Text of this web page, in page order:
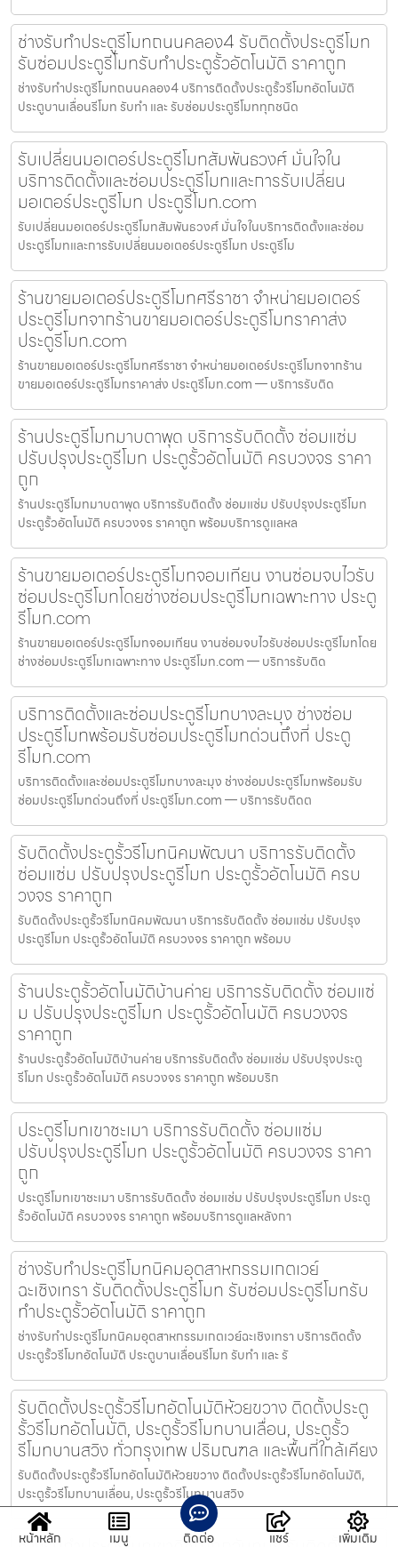
ช่างรับทำประตูรีโมทถนนคลอง4 รับติดตั้งประตูรีโมท
รับซ่อมประตูรีโมทรับทำประตูรั้วอัตโนมัติ ราคาถูก
ช่างรับทำประตูรีโมทถนนคลอง4 บริการติดตั้งประตูรั้วรีโมทอัตโนมัติ
ประตูบานเลื่อนรีโมท รับทำ และ รับซ่อมประตูรีโมททุกชนิด
รับเปลี่ยนมอเตอร์ประตูรีโมทสัมพันธวงศ์ มั่นใจใน
บริการติดตั้งและซ่อมประตูรีโมทและการรับเปลี่ยน
มอเตอร์ประตูรีโมท ประตูรีโมท.com
รับเปลี่ยนมอเตอร์ประตูรีโมทสัมพันธวงศ์ มั่นใจในบริการติดตั้งและซ่อม
ประตูรีโมทและการรับเปลี่ยนมอเตอร์ประตูรีโมท ประตูรีโม
ร้านขายมอเตอร์ประตูรีโมทศรีราชา จำหน่ายมอเตอร์
ประตูรีโมทจากร้านขายมอเตอร์ประตูรีโมทราคาส่ง
ประตูรีโมท.com
ร้านขายมอเตอร์ประตูรีโมทศรีราชา จำหน่ายมอเตอร์ประตูรีโมทจากร้าน
ขายมอเตอร์ประตูรีโมทราคาส่ง ประตูรีโมท.com — บริการรับติด
ร้านประตูรีโมทมาบตาพุด บริการรับติดตั้ง ซ่อมแซ่ม
ปรับปรุงประตูรีโมท ประตูรั้วอัตโนมัติ ครบวงจร ราคา
ถูก
ร้านประตูรีโมทมาบตาพุด บริการรับติดตั้ง ซ่อมแซ่ม ปรับปรุงประตูรีโมท
ประตูรั้วอัตโนมัติ ครบวงจร ราคาถูก พร้อมบริการดูแลหล
ร้านขายมอเตอร์ประตูรีโมทจอมเทียน งานซ่อมจบไวรับ
ซ่อมประตูรีโมทโดยช่างซ่อมประตูรีโมทเฉพาะทาง ประตู
รีโมท.com
ร้านขายมอเตอร์ประตูรีโมทจอมเทียน งานซ่อมจบไวรับซ่อมประตูรีโมทโดย
ช่างซ่อมประตูรีโมทเฉพาะทาง ประตูรีโมท.com — บริการรับติด
บริการติดตั้งและซ่อมประตูรีโมทบางละมุง ช่างซ่อม
ประตูรีโมทพร้อมรับซ่อมประตูรีโมทด่วนถึงที่ ประตู
รีโมท.com
บริการติดตั้งและซ่อมประตูรีโมทบางละมุง ช่างซ่อมประตูรีโมทพร้อมรับ
ซ่อมประตูรีโมทด่วนถึงที่ ประตูรีโมท.com — บริการรับติดต
รับติดตั้งประตูรั้วรีโมทนิคมพัฒนา บริการรับติดตั้ง
ซ่อมแซ่ม ปรับปรุงประตูรีโมท ประตูรั้วอัตโนมัติ ครบ
วงจร ราคาถูก
รับติดตั้งประตูรั้วรีโมทนิคมพัฒนา บริการรับติดตั้ง ซ่อมแซ่ม ปรับปรุง
ประตูรีโมท ประตูรั้วอัตโนมัติ ครบวงจร ราคาถูก พร้อมบ
ร้านประตูรั้วอัตโนมัติบ้านค่าย บริการรับติดตั้ง ซ่อมแซ่
ม ปรับปรุงประตูรีโมท ประตูรั้วอัตโนมัติ ครบวงจร
ราคาถูก
ร้านประตูรั้วอัตโนมัติบ้านค่าย บริการรับติดตั้ง ซ่อมแซ่ม ปรับปรุงประตู
รีโมท ประตูรั้วอัตโนมัติ ครบวงจร ราคาถูก พร้อมบริก
ประตูรีโมทเขาชะเมา บริการรับติดตั้ง ซ่อมแซ่ม
ปรับปรุงประตูรีโมท ประตูรั้วอัตโนมัติ ครบวงจร ราคา
ถูก
ประตูรีโมทเขาชะเมา บริการรับติดตั้ง ซ่อมแซ่ม ปรับปรุงประตูรีโมท ประตู
รั้วอัตโนมัติ ครบวงจร ราคาถูก พร้อมบริการดูแลหลังกา
ช่างรับทำประตูรีโมทนิคมอุตสาหกรรมเกตเวย์
ฉะเชิงเทรา รับติดตั้งประตูรีโมท รับซ่อมประตูรีโมทรับ
ทำประตูรั้วอัตโนมัติ ราคาถูก
ช่างรับทำประตูรีโมทนิคมอุตสาหกรรมเกตเวย์ฉะเชิงเทรา บริการติดตั้ง
ประตูรั้วรีโมทอัตโนมัติ ประตูบานเลื่อนรีโมท รับทำ และ รั
รับติดตั้งประตูรั้วรีโมทอัตโนมัติห้วยขวาง ติดตั้งประตู
รั้วรีโมทอัตโนมัติ, ประตูรั้วรีโมทบานเลื่อน, ประตูรั้ว
รีโมทบานสวิง ทั่วกรุงเทพ ปริมณฑล และพื้นที่ใกล้เคียง
รับติดตั้งประตูรั้วรีโมทอัตโนมัติห้วยขวาง ติดตั้งประตูรั้วรีโมทอัตโนมัติ,
ประตูรั้วรีโมทบานเลื่อน, ประตูรั้วรีโมทบานสวิง
หน้าหลัก เมนู ติดต่อ แชร์ เพิ่มเติม